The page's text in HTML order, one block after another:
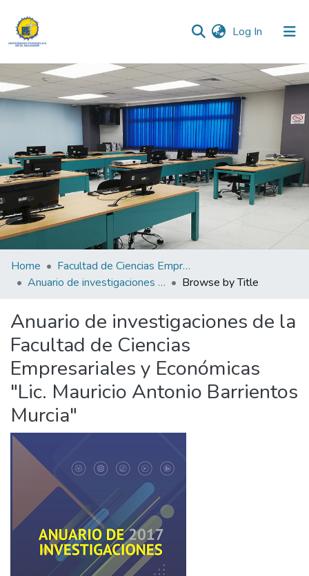
Log In (current)
Communities & Collections
All of DSpace
Home
Facultad de Ciencias Empresariales
Anuario de investigaciones de la Facultad de Ciencias Empresariales y Económicas "Lic. Mauricio Antonio Barrientos Murcia"
Browse by Title
Anuario de investigaciones de la
Facultad de Ciencias
Empresariales y Económicas
"Lic. Mauricio Antonio Barrientos
Murcia"